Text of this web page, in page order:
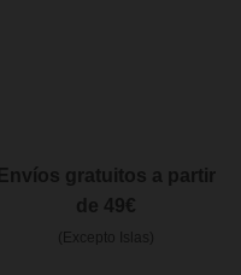
Envíos gratuitos a partir
de 49€
(Excepto Islas)